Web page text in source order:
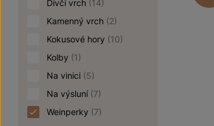
Dívčí vrch (14)
Kamenný vrch (2)
Kokusové hory (10)
Kolby (1)
Na vinici (5)
Na výsluní (7)
Weinperky (7)